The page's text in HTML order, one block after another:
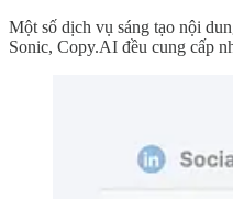
Một số dịch vụ sáng tạo nội
Sonic, Copy.AI đều cung cấp